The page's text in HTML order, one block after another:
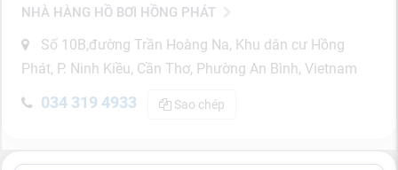
NHÀ HÀNG HỒ BƠI HỒNG PHÁT
Số 10B,đường Trần Hoàng Na, Khu dân cư Hồng
Phát, P. Ninh Kiều, Cần Thơ, Phường An Bình, Vietnam
034 319 4933 Sao chép